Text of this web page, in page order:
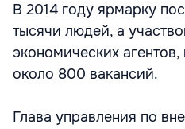
В 2014 году ярмарку
тысячи людей, а
экономических
около 800 вакансий.
Глава управления по